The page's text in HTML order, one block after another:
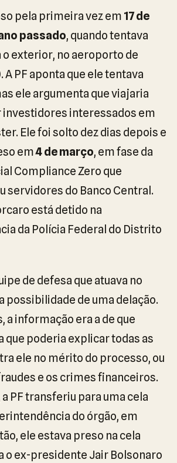
pela primeira vez em 17 de
passado, quando tentava
exterior, no aeroporto de
A PF aponta que ele tentava
ele argumenta que viajaria
investidores interessados em
Ele foi solto dez dias depois e
em4 de março, em fase da
Compliance Zero que
servidores do Banco Central.
está detido na
da Polícia Federal do Distrito
de defesa que atuava no
possibilidade de uma delação.
a informação era a de que
que poderia explicar todas as
ele no mérito do processo, ou
e os crimes financeiros.
PF transferiu para uma cela
do órgão, em
ele estava preso na cela
o ex-presidente Jair Bolsonaro